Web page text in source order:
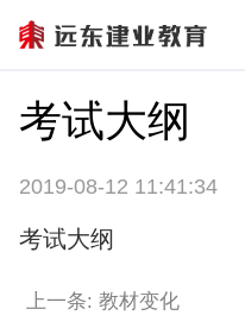
考试大纲
2019-08-12 11:41:34
考试大纲
上一条: 教材变化